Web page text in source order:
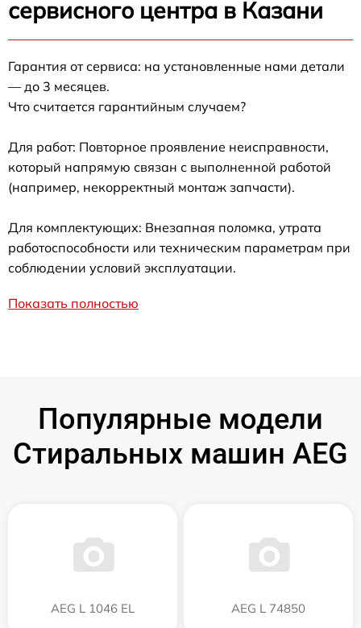
сервисного центра в Казани
Гарантия от сервиса: на установленные нами детали
— до 3 месяцев.
Что считается гарантийным случаем?
Для работ: Повторное проявление неисправности,
который напрямую связан с выполненной работой
(например, некорректный монтаж запчасти).
Для комплектующих: Внезапная поломка, утрата
работоспособности или техническим параметрам при
соблюдении условий эксплуатации.
Показать полностью
Популярные модели
Стиральных машин AEG
AEG L 1046 EL AEG L 74850